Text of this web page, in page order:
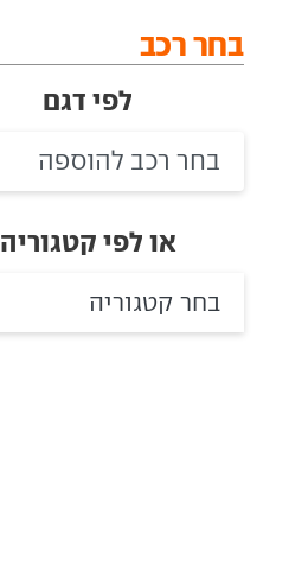
בחר רכב
לפי דגם
או לפי קטגוריה
בחר קטגוריה